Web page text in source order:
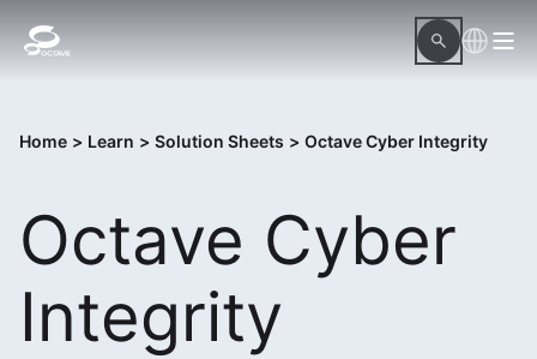
Home > Learn > Solution Sheets > Octave Cyber Integrity
Octave Cyber
Integrity